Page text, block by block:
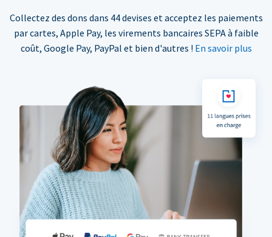
Collectez des dons dans 44 devises et acceptez les paiements
par cartes, Apple Pay, les virements bancaires SEPA à faible
coût, Google Pay, PayPal et bien d'autres ! En savoir plus